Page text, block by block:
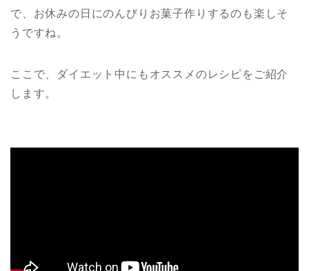
で、お休みの日にのんびりお菓子作りするのも楽しそ
うですね。
ここで、ダイエット中にもオススメのレシピをご紹介
します。